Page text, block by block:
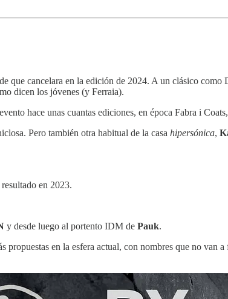
que cancelara en la edición de 2024. A un clásico como
dicen los jóvenes (y Ferraia).
hace unas cuantas ediciones, en época Fabra i
Pero también otra habitual de la casa hipersónica,
en 2023.
y desde luego al portento IDM de Pauk.
en la esfera actual, con nombres que no van